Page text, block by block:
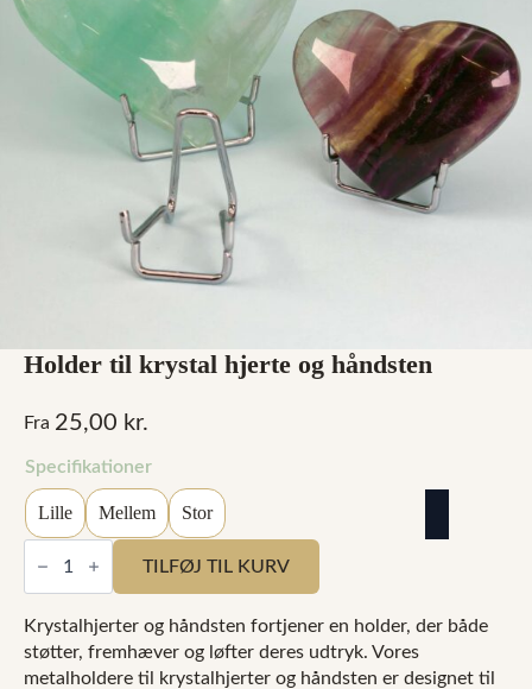
Holder til krystal hjerte og håndsten
Fra 25,00 kr.
Specifikationer
Lille Mellem Stor
Holder
til
og
håndsten
antal
TILFØJ TIL KURV
Krystalhjerter og håndsten fortjener en holder, der både
støtter, fremhæver og løfter deres udtryk. Vores
metalholdere til krystalhjerter og håndsten er designet til